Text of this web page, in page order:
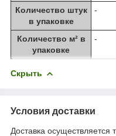
Количество штук
в упаковке
-
Количество м² в
упаковке
-
Скрыть
Условия доставки
Доставка осуществляется